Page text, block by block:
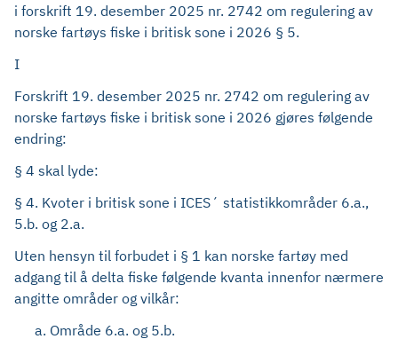
i forskrift 19. desember 2025 nr. 2742 om regulering av
norske fartøys fiske i britisk sone i 2026 § 5.
I
Forskrift 19. desember 2025 nr. 2742 om regulering av
norske fartøys fiske i britisk sone i 2026 gjøres følgende
endring:
§ 4 skal lyde:
§ 4. Kvoter i britisk sone i ICES´ statistikkområder 6.a.,
5.b. og 2.a.
Uten hensyn til forbudet i § 1 kan norske fartøy med
adgang til å delta fiske følgende kvanta innenfor nærmere
angitte områder og vilkår:
Område 6.a. og 5.b.